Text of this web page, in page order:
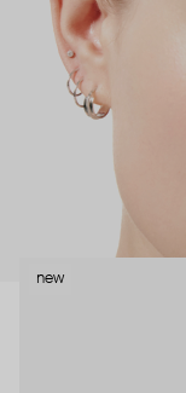
стилисты
украшения легко
Украшения AURIS –
делает это
new